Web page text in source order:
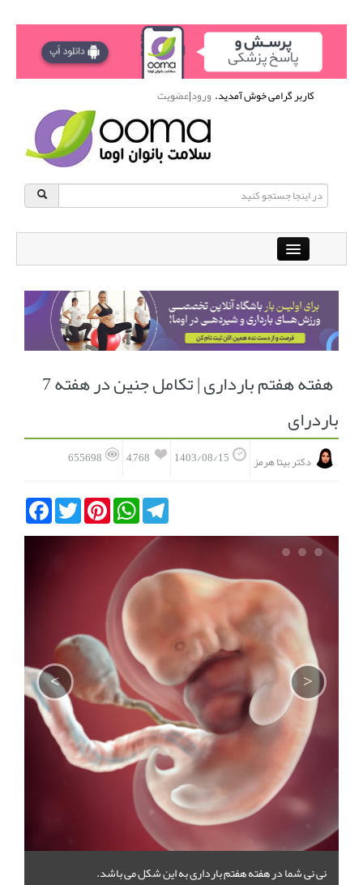
کاربر گرامی خوش آمدید.ورود|عضویت
باشگاه آنلاین ورزشی اوما
دانشنامه سلامت بانوان پرسش و پاسخ
انجمن متخصصین زنان و اوما انتخاب نام کودک
فهرست مواد غذایی
هفته هفتم بارداری | تکامل جنین در هفته 7
باردرای
655698 4,768 1403/08/15 دکتر بیتا هرمز
FacebookTwitterPinterestWhatsAppTelegram
نی نی شما در هفته هفتم بارداری به این شکل می باشد.
‹ ›